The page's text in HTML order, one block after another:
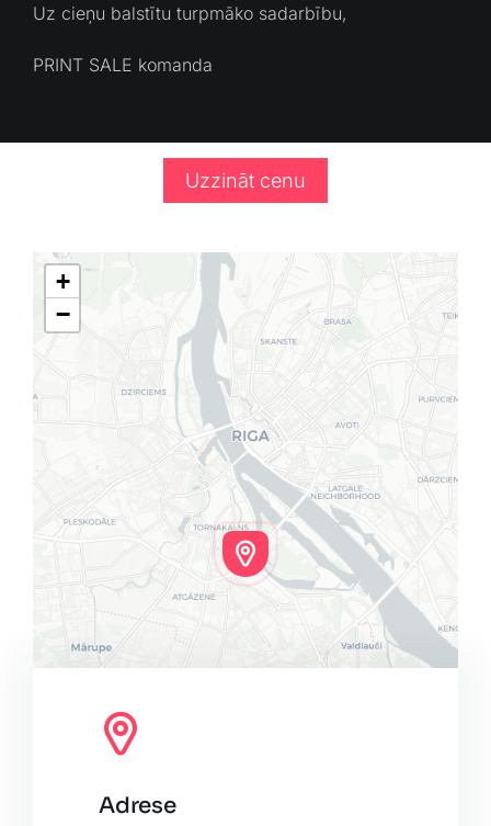
Uz cieņu balstītu turpmāko sadarbību,
PRINT SALE komanda
Uzzināt cenu
+
−
Adrese